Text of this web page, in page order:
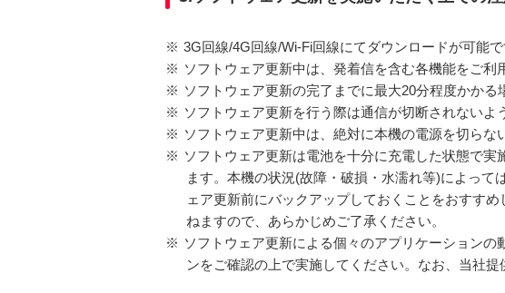
※ 3G回線/4G回線/Wi-Fi回線にてダウンロードが可能
※ ソフトウェア更新中は、発着信を含む各機能をご利
※ ソフトウェア更新の完了までに最大20分程度かかる
※ ソフトウェア更新を行う際は通信が切断されないよ
※ ソフトウェア更新中は、絶対に本機の電源を切らな
※ ソフトウェア更新は電池を十分に充電した状態で
ます。本機の状況(故障・破損・水濡れ等)によっ
ェア更新前にバックアップしておくことをおすす
ねますので、あらかじめご了承ください。
※ ソフトウェア更新による個々のアプリケーション
ンをご確認の上で実施してください。なお、当社